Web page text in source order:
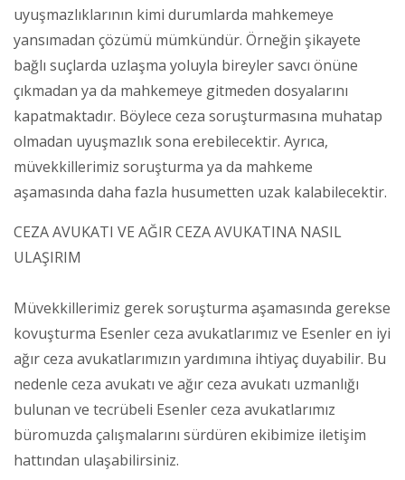
uyuşmazlıklarının kimi durumlarda mahkemeye
yansımadan çözümü mümkündür. Örneğin şikayete
bağlı suçlarda uzlaşma yoluyla bireyler savcı önüne
çıkmadan ya da mahkemeye gitmeden dosyalarını
kapatmaktadır. Böylece ceza soruşturmasına muhatap
olmadan uyuşmazlık sona erebilecektir. Ayrıca,
müvekkillerimiz soruşturma ya da mahkeme
aşamasında daha fazla husumetten uzak kalabilecektir.
CEZA AVUKATI VE AĞIR CEZA AVUKATINA NASIL
ULAŞIRIM
Müvekkillerimiz gerek soruşturma aşamasında gerekse
kovuşturma Esenler ceza avukatlarımız ve Esenler en iyi
ağır ceza avukatlarımızın yardımına ihtiyaç duyabilir. Bu
nedenle ceza avukatı ve ağır ceza avukatı uzmanlığı
bulunan ve tecrübeli Esenler ceza avukatlarımız
büromuzda çalışmalarını sürdüren ekibimize iletişim
hattından ulaşabilirsiniz.